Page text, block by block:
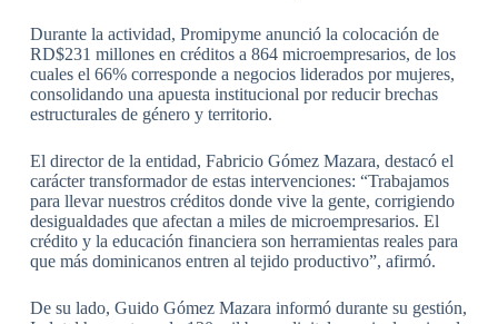
Durante la actividad, Promipyme anunció la colocación de
RD$231 millones en créditos a 864 microempresarios, de los
cuales el 66% corresponde a negocios liderados por mujeres,
consolidando una apuesta institucional por reducir brechas
estructurales de género y territorio.
El director de la entidad, Fabricio Gómez Mazara, destacó el
carácter transformador de estas intervenciones: “Trabajamos
para llevar nuestros créditos donde vive la gente, corrigiendo
desigualdades que afectan a miles de microempresarios. El
crédito y la educación financiera son herramientas reales para
que más dominicanos entren al tejido productivo”, afirmó.
De su lado, Guido Gómez Mazara informó durante su gestión,